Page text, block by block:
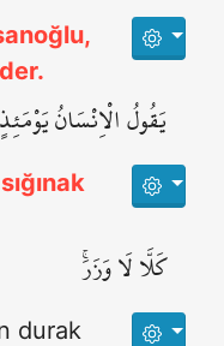
يَقُولُ الْاِنْسَانُ
كَلَّا لَا وَزَرَۚ
durak